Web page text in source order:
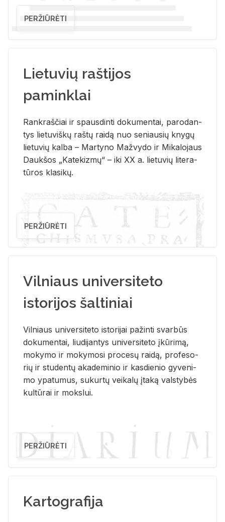
PERŽIŪRĖTI
Lietuvių raštijos
paminklai
Rank­raš­čiai ir spaus­din­ti do­ku­men­tai, pa­ro­dan­
tys lie­tu­viš­kų raš­tų rai­dą nuo se­niau­sių kny­gų
lie­tu­vių kal­ba – Mar­ty­no Ma­žvy­do ir Mi­ka­lo­jaus
Dauk­šos „Ka­te­kiz­mų“ – iki XX a. lie­tu­vių li­te­ra­
tū­ros kla­si­kų.
PERŽIŪRĖTI
Vilniaus universiteto
istorijos šaltiniai
Vil­niaus uni­ver­si­te­to is­to­ri­jai pa­žin­ti svar­būs
do­ku­men­tai, liu­di­jan­tys uni­ver­si­te­to įkū­ri­mą,
mo­ky­mo ir mo­ky­mo­si pro­ce­sų rai­dą, pro­fe­so­
rių ir stu­den­tų aka­de­mi­nio ir kas­die­nio gy­ve­ni­
mo ypa­tu­mus, su­kur­tų vei­ka­lų įta­ką vals­ty­bės
kul­tū­rai ir moks­lui.
PERŽIŪRĖTI
Kartografija